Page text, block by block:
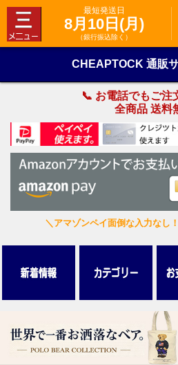
最短発送日
8月10日(月)
（銀行振込除く）
CHEAPTOCK 通販
📞 お電話でもご注
全商品 送料
＼アマゾンペイ面倒な入力なし